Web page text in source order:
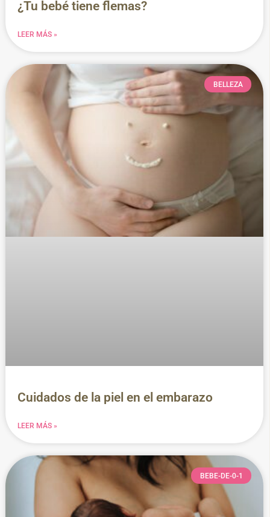
¿Tu bebé tiene flemas?
LEER MÁS »
BELLEZA
Cuidados de la piel en el embarazo
LEER MÁS »
BEBE-DE-0-1